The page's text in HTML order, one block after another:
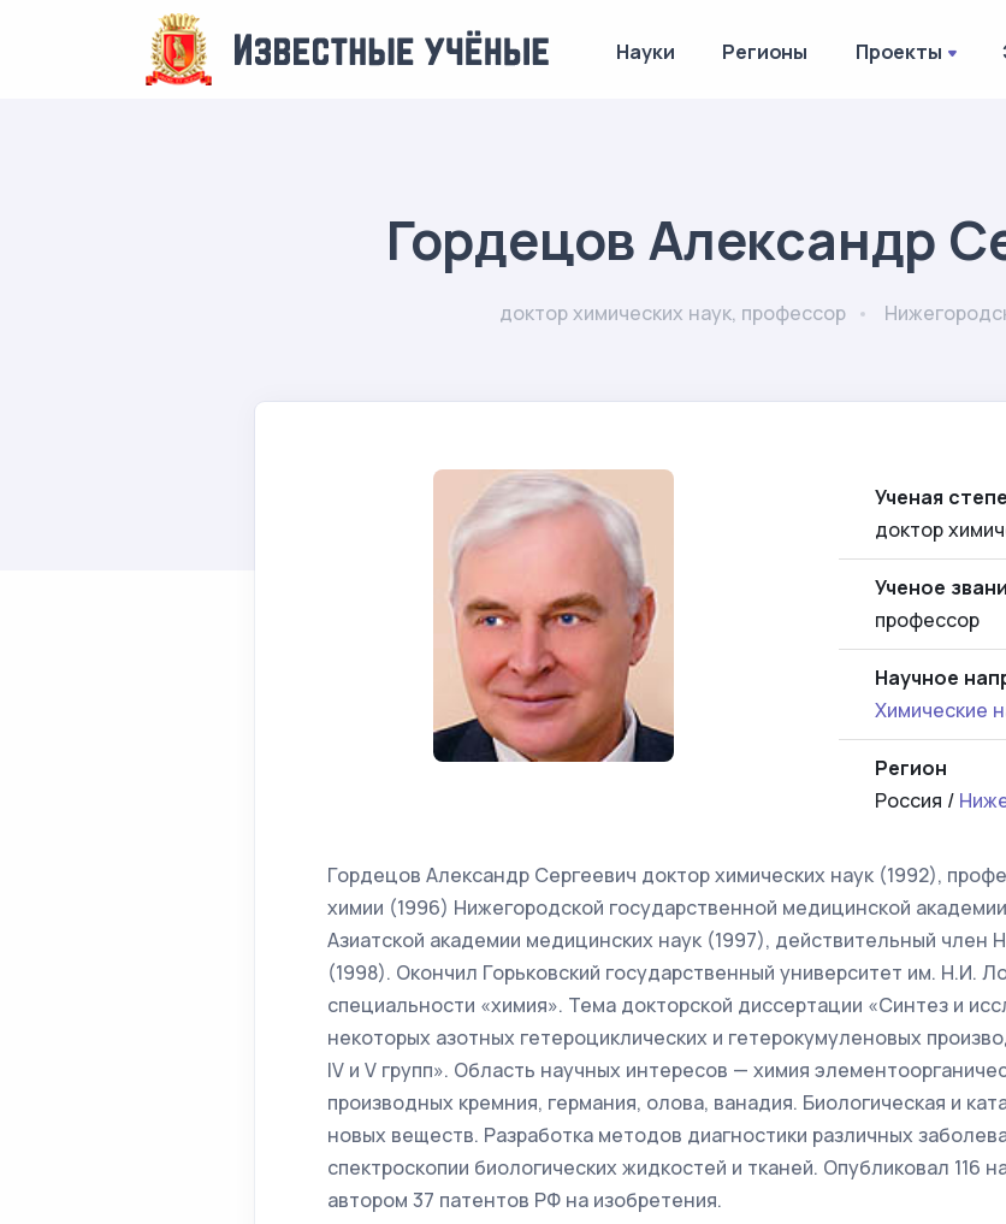
Науки Регионы Проекты
Гордецов Александр
доктор химических наук, профессор
Ученая
доктор
Ученое
профессор
Научное
Химические
Регион
Россия /
Гордецов Александр Сергеевич доктор химических наук (1992),
химии (1996) Нижегородской государственной медицинской
Азиатской академии медицинских наук (1997), действительный член
(1998). Окончил Горьковский государственный университет им. Н.И.
специальности «химия». Тема докторской диссертации «Синтез и
некоторых азотных гетероциклических и гетерокумуленовых
IV и V групп». Область научных интересов — химия
производных кремния, германия, олова, ванадия. Биологическая и
новых веществ. Разработка методов диагностики различных
спектроскопии биологических жидкостей и тканей. Опубликовал 116
автором 37 патентов РФ на изобретения.